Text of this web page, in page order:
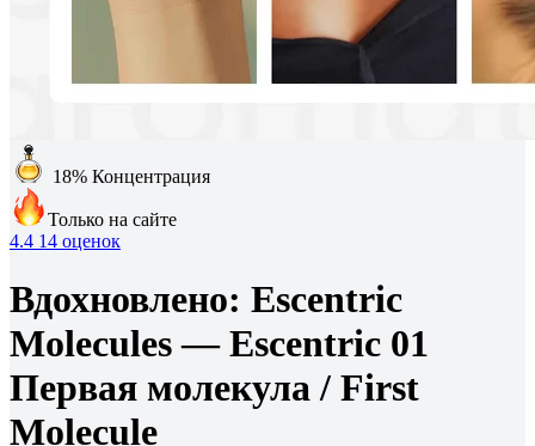
18% Концентрация
Только на сайте
4.4 14 оценок
Вдохновлено: Escentric
Molecules — Escentric 01
Первая молекула / First
Molecule